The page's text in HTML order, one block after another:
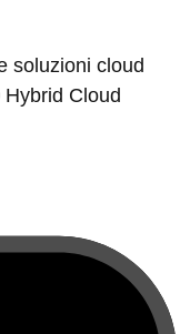
soluzioni cloud
Cloud